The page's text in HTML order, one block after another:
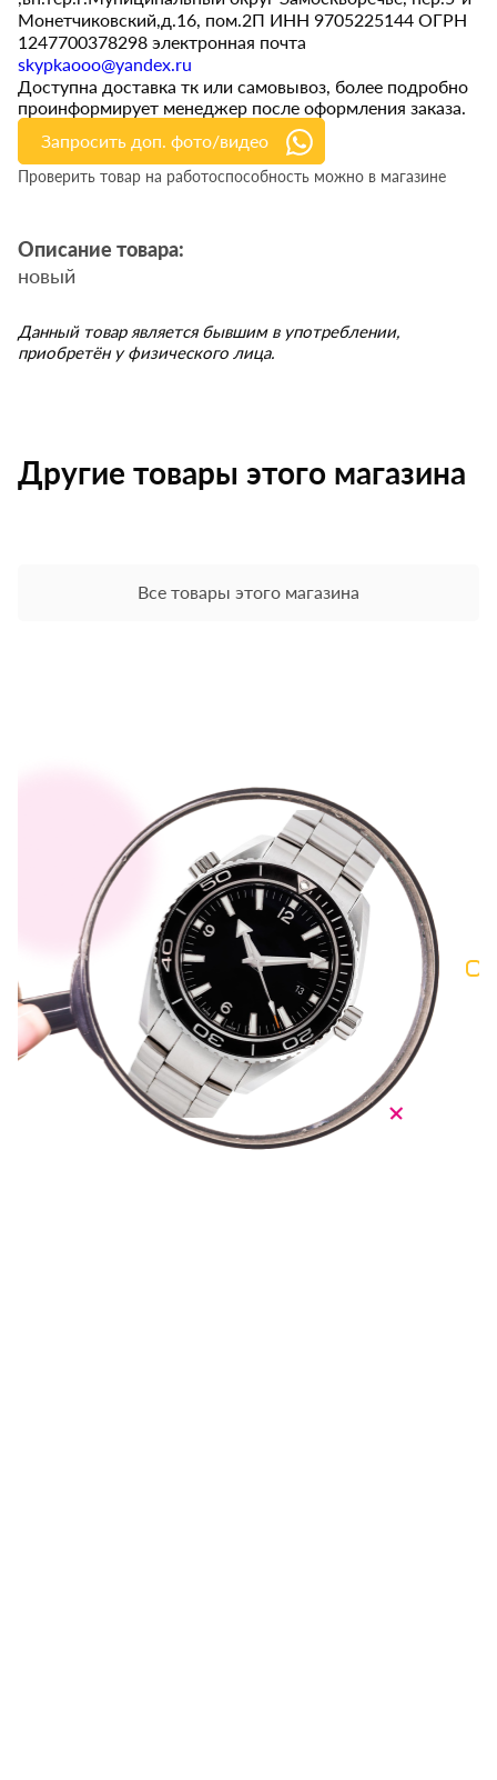
Монетчиковский,д.16, пом.2П ИНН 9705225144 ОГРН
1247700378298 электронная почта
skypkaooo@yandex.ru
Доступна доставка тк или самовывоз, более подробно
проинформирует менеджер после оформления заказа.
Запросить доп. фото/видео
Проверить товар на работоспособность можно в магазине
Описание товара:
новый
Данный товар является бывшим в употреблении,
приобретён у физического лица.
Другие товары этого магазина
Все товары этого магазина